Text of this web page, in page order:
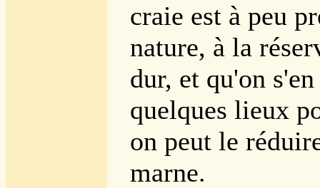
craie est à peu
nature, à la
dur, et qu'on
quelques lieux
on peut le
marne.